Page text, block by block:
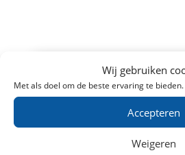
Wij gebruiken
Met als doel om de beste ervaring te bieden.
Accepteren
Weigeren
topbestemmingen verrassend